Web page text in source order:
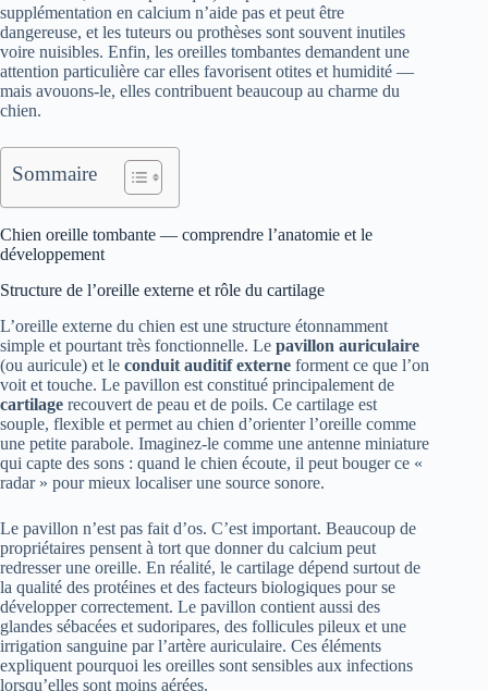
supplémentation en calcium n’aide pas et peut être
dangereuse, et les tuteurs ou prothèses sont souvent inutiles
voire nuisibles. Enfin, les oreilles tombantes demandent une
attention particulière car elles favorisent otites et humidité —
mais avouons-le, elles contribuent beaucoup au charme du
chien.
Sommaire
Chien oreille tombante — comprendre l’anatomie et le
développement
Structure de l’oreille externe et rôle du cartilage
L’oreille externe du chien est une structure étonnamment
simple et pourtant très fonctionnelle. Le pavillon auriculaire
(ou auricule) et le conduit auditif externe forment ce que l’on
voit et touche. Le pavillon est constitué principalement de
cartilage recouvert de peau et de poils. Ce cartilage est
souple, flexible et permet au chien d’orienter l’oreille comme
une petite parabole. Imaginez-le comme une antenne miniature
qui capte des sons : quand le chien écoute, il peut bouger ce «
radar » pour mieux localiser une source sonore.
Le pavillon n’est pas fait d’os. C’est important. Beaucoup de
propriétaires pensent à tort que donner du calcium peut
redresser une oreille. En réalité, le cartilage dépend surtout de
la qualité des protéines et des facteurs biologiques pour se
développer correctement. Le pavillon contient aussi des
glandes sébacées et sudoripares, des follicules pileux et une
irrigation sanguine par l’artère auriculaire. Ces éléments
expliquent pourquoi les oreilles sont sensibles aux infections
lorsqu’elles sont moins aérées.